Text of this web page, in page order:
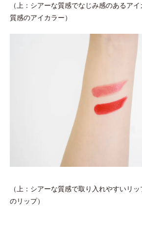
（上：シアーな質感でなじみ感のあるア
質感のアイカラー）
（上：シアーな質感で取り入れやすいリ
のリップ）